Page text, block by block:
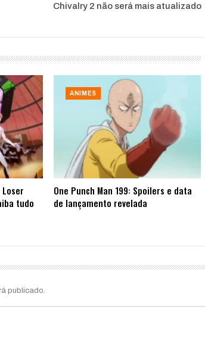
Chivalry 2 não será mais atualizado
tudo
ANIMES
One Punch Man 199: Spoilers e data
de lançamento revelada
publicado.